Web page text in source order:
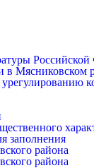
в Мясниковском
заполнения
района
района